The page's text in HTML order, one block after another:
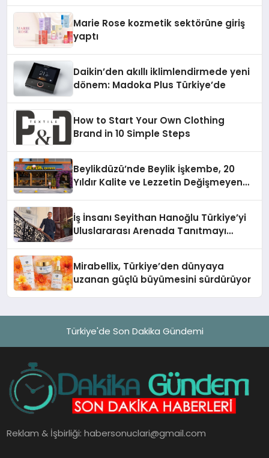
Marie Rose kozmetik sektörüne giriş
yaptı
Daikin’den akıllı iklimlendirmede yeni
dönem: Madoka Plus Türkiye’de
How to Start Your Own Clothing
Brand in 10 Simple Steps
Beylikdüzü’nde Beylik İşkembe, 20
Yıldır Kalite ve Lezzetin Değişmeyen
İş İnsanı Seyithan Hanoğlu Türkiye’yi
Uluslararası Arenada Tanıtmayı
Mirabellix, Türkiye’den dünyaya
uzanan güçlü büyümesini sürdürüyor
Türkiye'de Son Dakika Gündemi
Reklam & İşbirliği:habersonuclari@gmail.com